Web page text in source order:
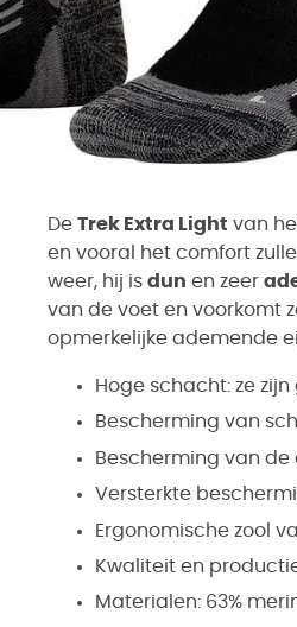
De Trek Extra Light van
en vooral het comfort
weer, hij is dun en zeer
van de voet en voorkomt
opmerkelijke ademende
Hoge schacht: ze
Bescherming van
Bescherming van de
Versterkte
Ergonomische zool
Kwaliteit en
Materialen: 63%